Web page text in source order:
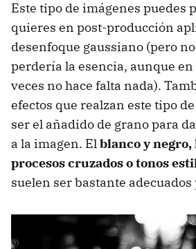
Este tipo de imágenes puedes
quieres en post-producción
desenfoque gaussiano (pero
perdería la esencia, aunque
veces no hace falta nada).
efectos que realzan este tipo
ser el añadido de grano para
a la imagen. Elblanco y negro,
procesos cruzados o tonos
suelen ser bastante adecuados